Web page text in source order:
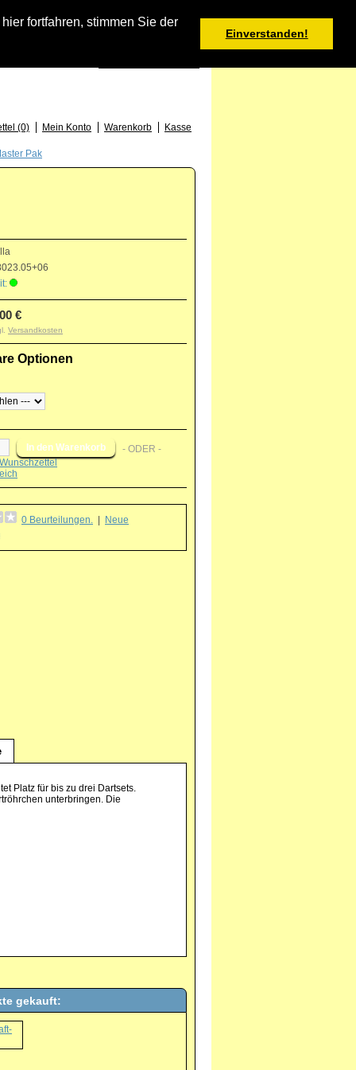
fortfahren, stimmen Sie der
Einverstanden!
Warenkorb
(0) Mein Konto Warenkorb Kasse
Pak
€
Versandkosten
Optionen
- ODER -
0 Beurteilungen.
Neue
Platz für bis zu drei Dartsets.
unterbringen. Die
gekauft: